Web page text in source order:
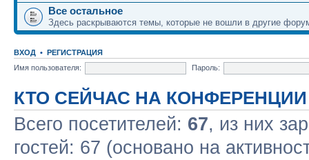
Все остальное
Здесь раскрываются темы, которые не вошли в другие
ВХОД • РЕГИСТРАЦИЯ
Имя пользователя:
Пароль:
КТО СЕЙЧАС НА КОНФЕРЕНЦИИ
Всего посетителей: 67, из них
гостей: 67 (основано на